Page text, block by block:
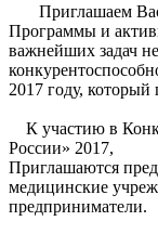
Приглашаем Вас
Программы и
важнейших задач
2017 году,
К участию в
России» 2017,
Приглашаются
медицинские
предприниматели.